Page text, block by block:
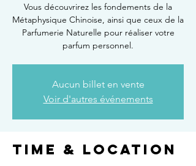
Vous découvrirez les fondements de la
Métaphysique Chinoise, ainsi que ceux de la
Parfumerie Naturelle pour réaliser votre
parfum personnel.
Aucun billet en vente
Voir d'autres événements
Time & Location